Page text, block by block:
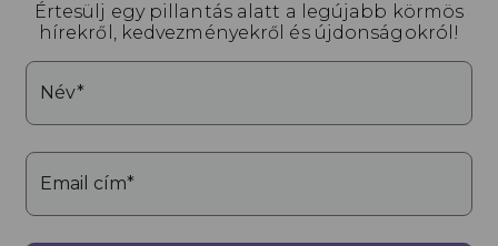
Értesülj egy pillantás alatt a legújabb körmös
hírekről, kedvezményekről és újdonságokról!
Név*
Email cím*